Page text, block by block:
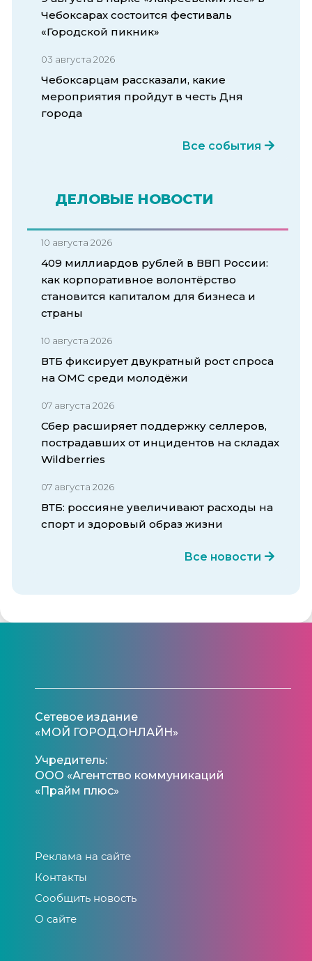
Чебоксарах состоится фестиваль
«Городской пикник»
03 августа 2026
Чебоксарцам рассказали, какие
мероприятия пройдут в честь Дня
города
Все события
ДЕЛОВЫЕ НОВОСТИ
10 августа 2026
409 миллиардов рублей в ВВП России:
как корпоративное волонтёрство
становится капиталом для бизнеса и
страны
10 августа 2026
ВТБ фиксирует двукратный рост спроса
на ОМС среди молодёжи
07 августа 2026
Сбер расширяет поддержку селлеров,
пострадавших от инцидентов на складах
Wildberries
07 августа 2026
ВТБ: россияне увеличивают расходы на
спорт и здоровый образ жизни
Все новости
Сетевое издание
«МОЙ ГОРОД.ОНЛАЙН»
Учредитель:
ООО «Агентство коммуникаций
«Прайм плюс»
Реклама на сайте
Контакты
Сообщить новость
О сайте